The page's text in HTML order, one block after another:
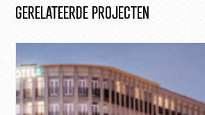
GERELATEERDE PROJECTEN